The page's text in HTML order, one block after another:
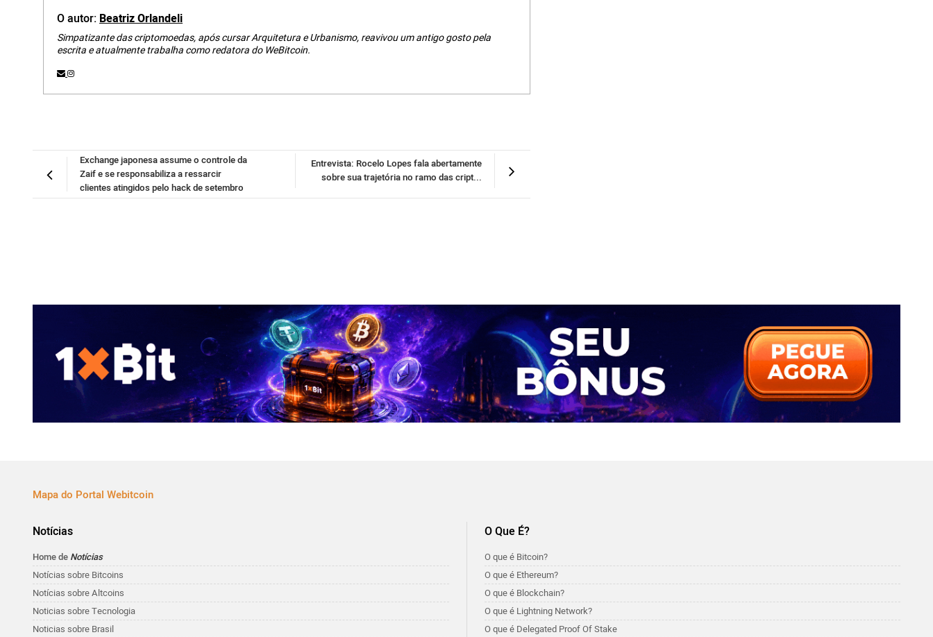
O autor:Beatriz Orlandeli
Simpatizante das criptomoedas, após cursar Arquitetura e Urbanismo, reavivou um antigo gosto pela
escrita e atualmente trabalha como redatora do WeBitcoin.
Entrevista: Rocelo Lopes fala abertamente
sobre sua trajetória no ramo das cript...
Exchange japonesa assume o controle da
Zaif e se responsabiliza a ressarcir
clientes atingidos pelo hack de setembro
Mapa do Portal Webitcoin
Notícias
Home de Notícias
Notícias sobre Bitcoins
Notícias sobre Altcoins
Noticias sobre Tecnologia
Noticias sobre Brasil
O Que É?
O que é Bitcoin?
O que é Ethereum?
O que é Blockchain?
O que é Lightning Network?
O que é Delegated Proof Of Stake